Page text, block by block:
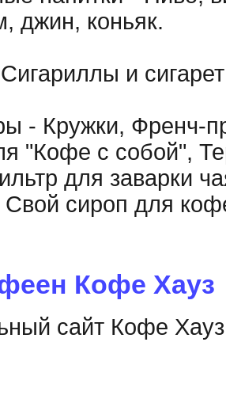
джин, коньяк.
и
- Кружки, Френч-
"Кофе с собой",
для заварки
Свой сироп для
Кофе Хауз
cайт Кофе